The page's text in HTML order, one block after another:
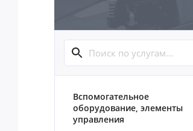
Вспомогательное
оборудование, элементы
управления